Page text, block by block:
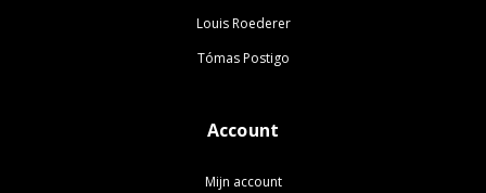
Louis Roederer
Tómas Postigo
Account
Mijn account